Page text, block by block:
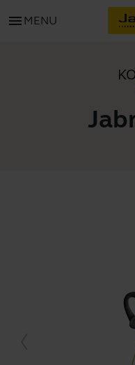
menu MENU